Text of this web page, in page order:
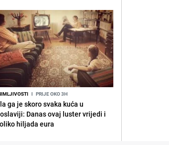
I PRIJE OKO 3H
ga je skoro svaka kuća u
Danas ovaj luster vrijedi i
hiljada eura